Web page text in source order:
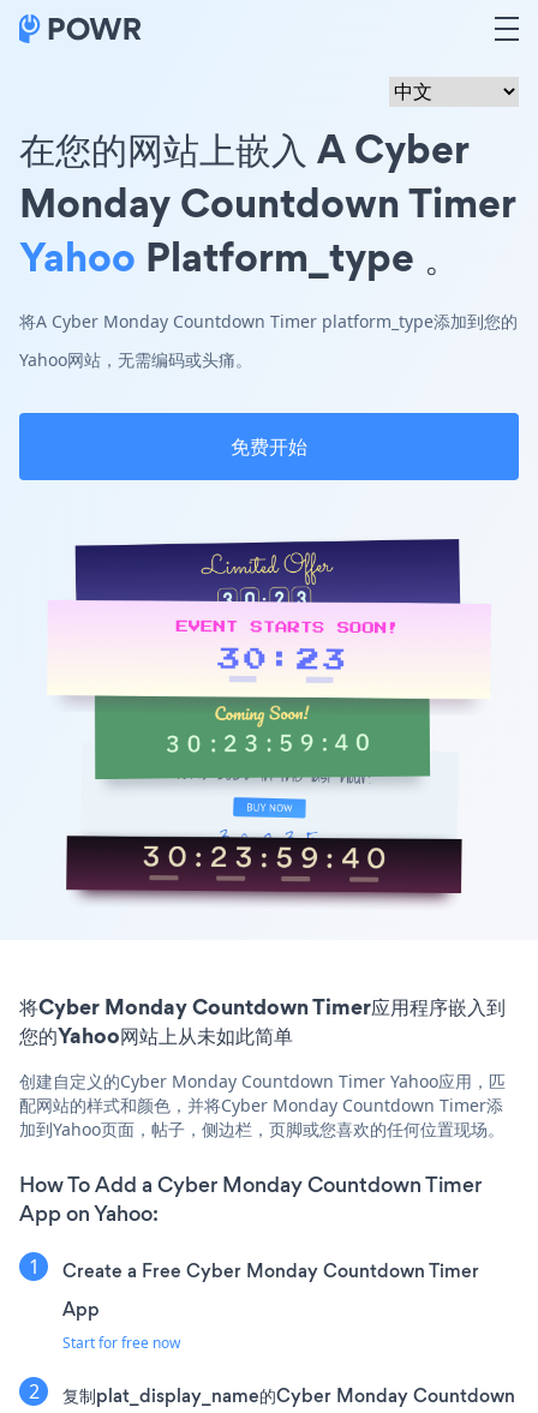
在您的网站上嵌入 A Cyber
Monday Countdown Timer
Yahoo Platform_type 。
将A Cyber Monday Countdown Timer platform_type添加到您的
Yahoo网站，无需编码或头痛。
免费开始
将Cyber Monday Countdown Timer应用程序嵌入到
您的Yahoo网站上从未如此简单
创建自定义的Cyber Monday Countdown Timer Yahoo应用，匹
配网站的样式和颜色，并将Cyber Monday Countdown Timer添
加到Yahoo页面，帖子，侧边栏，页脚或您喜欢的任何位置现场。
How To Add a Cyber Monday Countdown Timer
App on Yahoo:
Create a Free Cyber Monday Countdown Timer
App
Start for free now
复制plat_display_name的Cyber Monday Countdown